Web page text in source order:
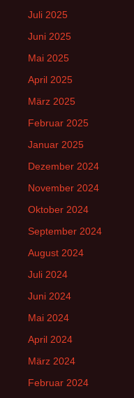
Juli 2025
Juni 2025
Mai 2025
April 2025
März 2025
Februar 2025
Januar 2025
Dezember 2024
November 2024
Oktober 2024
September 2024
August 2024
Juli 2024
Juni 2024
Mai 2024
April 2024
März 2024
Februar 2024